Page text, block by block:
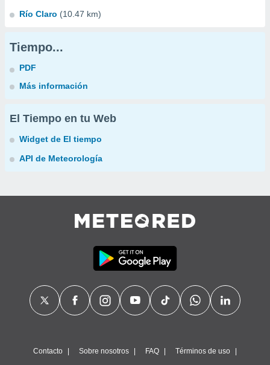
Río Claro (10.47 km)
Tiempo...
PDF
Más información
El Tiempo en tu Web
Widget de El tiempo
API de Meteorología
Contacto Sobre nosotros FAQ Términos de uso